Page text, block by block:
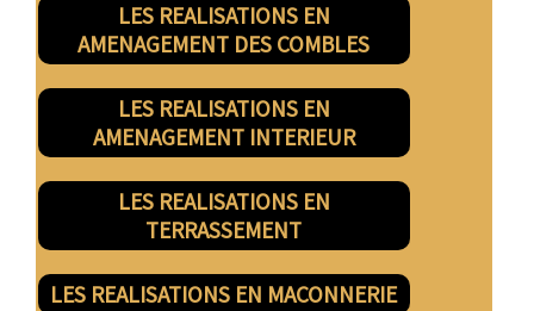
LES REALISATIONS EN
AMENAGEMENT DES COMBLES
LES REALISATIONS EN
AMENAGEMENT INTERIEUR
LES REALISATIONS EN
TERRASSEMENT
LES REALISATIONS EN MACONNERIE